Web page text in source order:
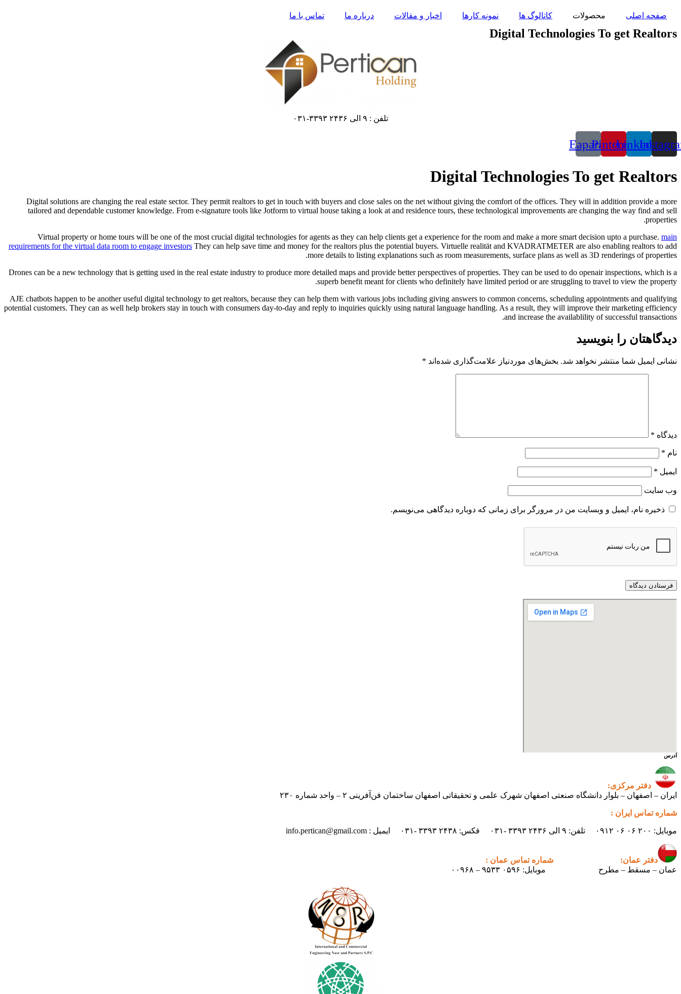
صفحه اصلی محصولات کاتالوگ ها نمونه کارها اخبار و مقالات درباره ما تماس با ما
Digital Technologies To get Realtors
تلفن : ۹ الی ۲۴۳۶ ۳۳۹۳-۰۳۱
Linkedin
Pinterest
Eaparat
Digital Technologies To get Realtors
Digital solutions are changing the real estate sector. They permit realtors to get in touch with buyers and close sales on the net without giving the comfort of the offices. They will in addition provide a more
tailored and dependable customer knowledge. From e-signature tools like Jotform to virtual house taking a look at and residence tours, these technological improvements are changing the way find and sell
properties.
Virtual property or home tours will be one of the most crucial digital technologies for agents as they can help clients get a experience for the room and make a more smart decision upto a purchase. main
requirements for the virtual data room to engage investors They can help save time and money for the realtors plus the potential buyers. Virtuelle realität and KVADRATMETER are also enabling realtors to add
more details to listing explanations such as room measurements, surface plans as well as 3D renderings of properties.
Drones can be a new technology that is getting used in the real estate industry to produce more detailed maps and provide better perspectives of properties. They can be used to do openair inspections, which is a
superb benefit meant for clients who definitely have limited period or are struggling to travel to view the property.
AJE chatbots happen to be another useful digital technology to get realtors, because they can help them with various jobs including giving answers to common concerns, scheduling appointments and qualifying
potential customers. They can as well help brokers stay in touch with consumers day-to-day and reply to inquiries quickly using natural language handling. As a result, they will improve their marketing efficiency
and increase the availablility of successful transactions.
دیدگاهتان را بنویسید
نشانی ایمیل شما منتشر نخواهد شد. بخش‌های موردنیاز علامت‌گذاری شده‌اند *
دیدگاه *
نام *
ایمیل *
وب‌ سایت
ذخیره نام، ایمیل و وبسایت من در مرورگر برای زمانی که دوباره دیدگاهی می‌نویسم.
آدرس
دفتر مرکزی:
ایران – اصفهان – بلوار دانشگاه صنعتی اصفهان شهرک علمی و تحقیقاتی اصفهان ساختمان فن‌آفرینی ۲ – واحد شماره ۲۳۰
شماره تماس ایران :
موبایل: ۲۰۰ ۰۶ ۰۶ ۰۹۱۲ تلفن: ۹ الی ۲۴۳۶ ۳۳۹۳ -۰۳۱ فکس: ۲۴۳۸ ۳۳۹۳ -۰۳۱ ایمیل : info.pertican@gmail.com
دفتر عمان:
شماره تماس عمان :
عمان – مسقط – مطرح موبایل: ۰۵۹۶ ۹۵۳۳ – ۰۰۹۶۸